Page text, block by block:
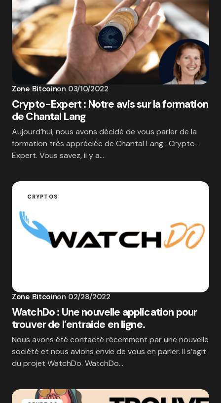
Zone Bitcoinon 03/10/2022
Crypto-Expert : Notre avis sur la formation
de Chantal Lang
Aujourd’hui, nous avons décidé de vous parler de la
formation très appréciée de Chantal Lang : Crypto-
Expert. Vous savez, il y a…
CRYPTOS
Zone Bitcoinon 02/28/2022
WatchDo : Une nouvelle application pour
trouver de l’entraide en ligne.
Nous avons été contacté récemment par une nouvelle
société et nous avions envie de vous en parler. Il s’agit
du projet WatchDo. WatchDo…